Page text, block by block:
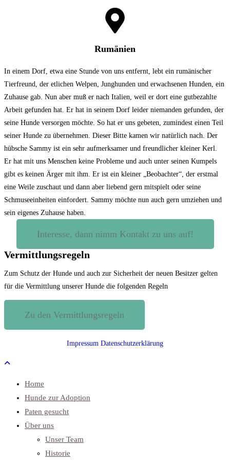
Rumänien
In einem Dorf, etwa eine Stunde von uns entfernt, lebt ein rumänischer
Tierfreund, der etlichen Welpen, Junghunden und erwachsenen Hunden, ein
Zuhause gab. Nun aber muß er nach Italien, weil er dort eine gutbezahlte
Arbeit gefunden hat. Er hat in seinem Dorf leider niemanden gefunden, der
seine Hunde versorgen möchte. So hat er uns gebeten, zumindest einen Teil
seiner Hunde zu übernehmen. Dieser Bitte kamen wir natürlich nach. Der
hübsche Sammy ist ein sehr aufmerksamer und freundlicher kleiner Kerl.
Er hat mit uns Menschen keine Probleme und auch unter seinen Kumpels
gibt es keinen Ärger mit ihm. Er ist ein kleiner „Beobachter“, der erstmal
eine Weile zuschaut und dann aber liebend gern mitspielt oder seine
Schmuseeinheiten einfordert. Sammy möchte nun auch gern umziehen und
sein eigenes Zuhause haben.
Interesse, dann nimm Kontakt zu uns auf!
Vermittlungsregeln
Zum Schutz der Hunde und auch zur Sicherheit der neuen Besitzer gelten
für die Vermittlung unserer Hunde die folgenden Regeln
Zu den Vermittlungsregeln
Impressum Datenschutzerklärung
Home
Hunde zur Adoption
Paten gesucht
Über uns
Unser Team
Historie